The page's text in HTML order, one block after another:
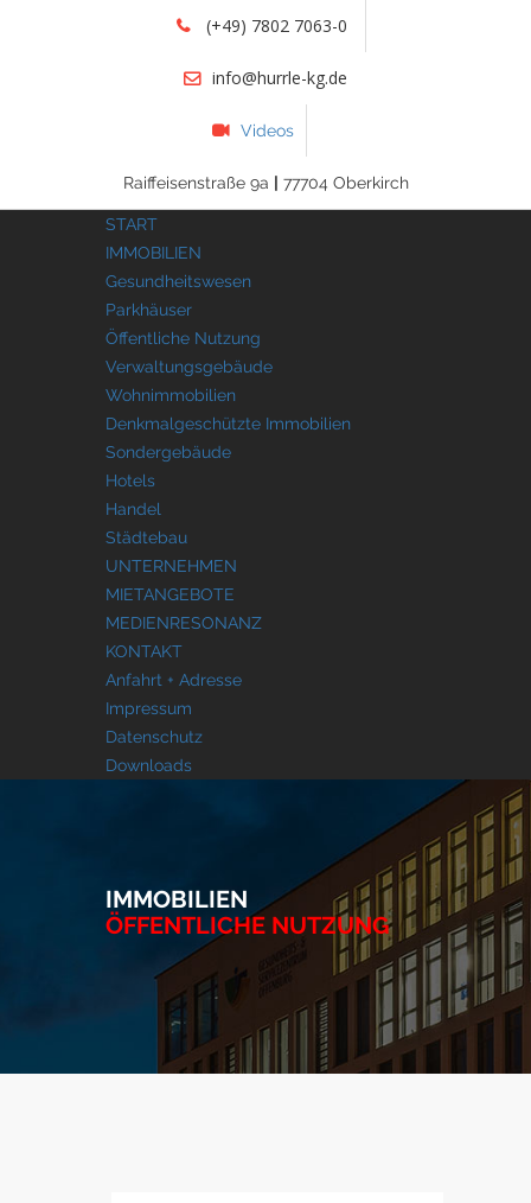
(+49) 7802 7063-0
info@hurrle-kg.de
Videos
Raiffeisenstraße 9a | 77704 Oberkirch
START
IMMOBILIEN
Gesundheitswesen
Parkhäuser
Öffentliche Nutzung
Verwaltungsgebäude
Wohnimmobilien
Denkmalgeschützte Immobilien
Sondergebäude
Hotels
Handel
Städtebau
UNTERNEHMEN
MIETANGEBOTE
MEDIENRESONANZ
KONTAKT
Anfahrt + Adresse
Impressum
Datenschutz
Downloads
IMMOBILIEN
ÖFFENTLICHE NUTZUNG